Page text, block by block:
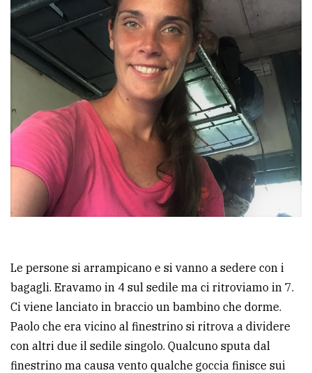
Le persone si arrampicano e si vanno a sedere con i
bagagli. Eravamo in 4 sul sedile ma ci ritroviamo in 7.
Ci viene lanciato in braccio un bambino che dorme.
Paolo che era vicino al finestrino si ritrova a dividere
con altri due il sedile singolo. Qualcuno sputa dal
finestrino ma causa vento qualche goccia finisce sui